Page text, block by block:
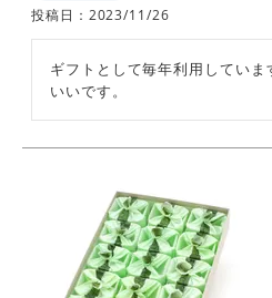
投稿日 2023/11/26
ギフトとして毎年利用してい
いいです。